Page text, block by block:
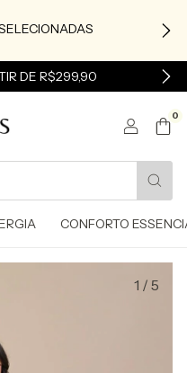
DE R$299,90
0
CONFORTO
1 / 5